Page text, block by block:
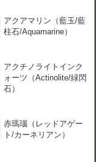
アクアマリン（藍玉/藍
柱石/Aquamarine）
アクチノライトインク
ォーツ（Actinolite/緑閃
石）
赤瑪瑙（レッドアゲー
ト/カーネリアン）